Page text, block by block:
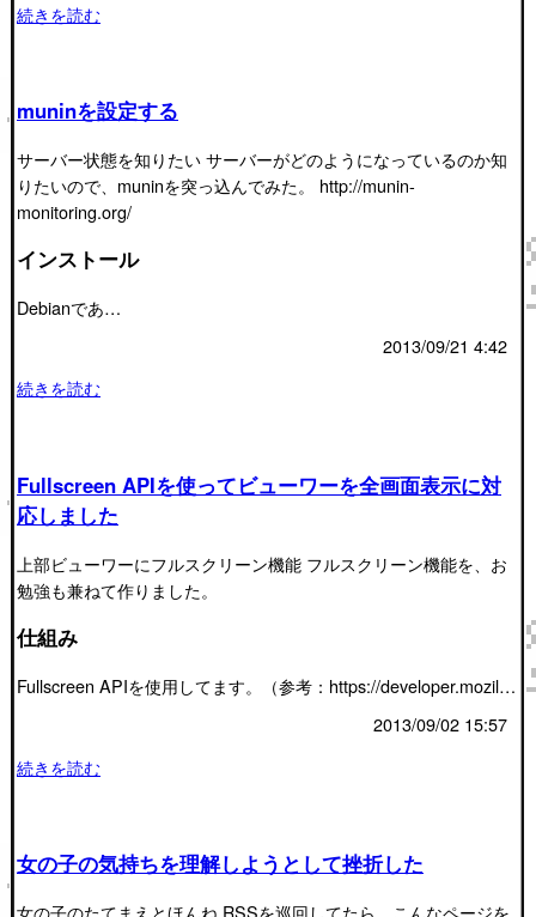
続きを読む
muninを設定する
サーバー状態を知りたい サーバーがどのようになっているのか知
りたいので、muninを突っ込んでみた。 http://munin-
monitoring.org/
インストール
Debianであ…
2013/09/21 4:42
続きを読む
Fullscreen APIを使ってビューワーを全画面表示に対
応しました
上部ビューワーにフルスクリーン機能 フルスクリーン機能を、お
勉強も兼ねて作りました。
仕組み
Fullscreen APIを使用してます。（参考：https://developer.mozil…
2013/09/02 15:57
続きを読む
女の子の気持ちを理解しようとして挫折した
女の子のたてまえとほんね RSSを巡回してたら、こんなページを